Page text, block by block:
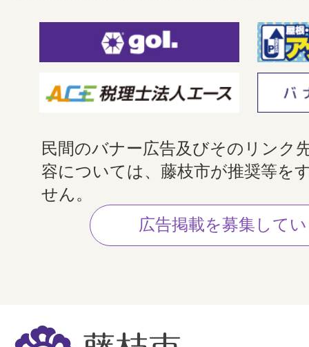
民間のバナー広告及びそのリンク
容については、藤枝市が推奨等を
せん。
広告掲載を募集して
藤